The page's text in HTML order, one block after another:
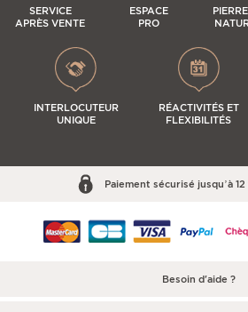
SERVICE
APRÈS VENTE
ESPACE
PRO
INTERLOCUTEUR
UNIQUE
RÉACTIVITÉS ET
FLEXIBILITÉS
Paiement sécurisé jusqu’à
Besoin d'aide ?